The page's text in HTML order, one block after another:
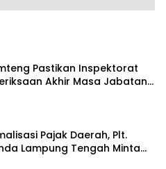
Pastikan Inspektorat
Akhir Masa Jabatan
Pajak Daerah, Plt.
Lampung Tengah Minta
Tingkatkan Inovasi dan